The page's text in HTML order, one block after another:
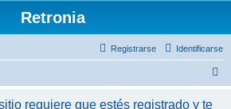
Retronia
Identificarse
Registrarse
requiere que estés registrado y te